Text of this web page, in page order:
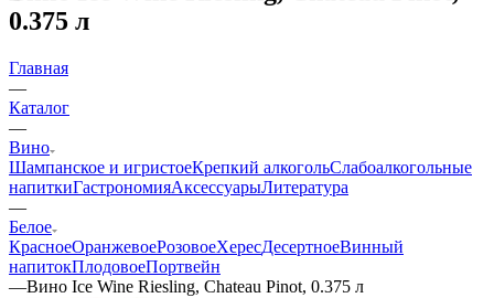
0.375 л
Главная
—
Каталог
—
Вино
Шампанское и игристоеКрепкий алкогольСлабоалкогольные
напиткиГастрономияАксессуарыЛитература
—
Белое
КрасноеОранжевоеРозовоеХересДесертноеВинный
напитокПлодовоеПортвейн
—Вино Ice Wine Riesling, Chateau Pinot, 0.375 л